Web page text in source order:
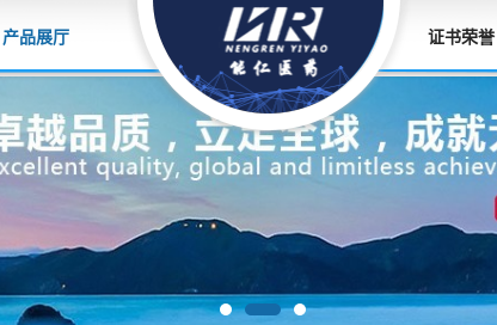
产品展厅 证书荣誉